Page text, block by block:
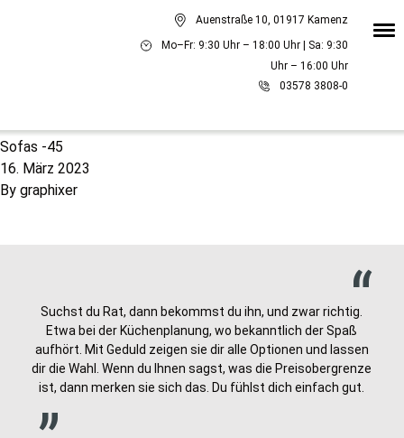
Auenstraße 10, 01917 Kamenz
Mo–Fr: 9:30 Uhr – 18:00 Uhr | Sa: 9:30
Uhr – 16:00 Uhr
03578 3808-0
Sofas -45
16. März 2023
By graphixer
„
Suchst du Rat, dann bekommst du ihn, und zwar richtig.
Etwa bei der Küchenplanung, wo bekanntlich der Spaß
aufhört. Mit Geduld zeigen sie dir alle Optionen und lassen
dir die Wahl. Wenn du Ihnen sagst, was die Preisobergrenze
ist, dann merken sie sich das. Du fühlst dich einfach gut.
„